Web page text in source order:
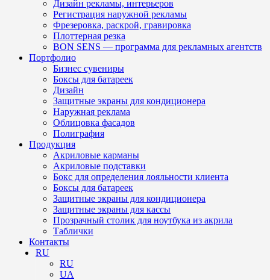
Дизайн рекламы, интерьеров
Регистрация наружной рекламы
Фрезеровка, раскрой, гравировка
Плоттерная резка
BON SENS — программа для рекламных агентств
Портфолио
Бизнес сувениры
Боксы для батареек
Дизайн
Защитные экраны для кондиционера
Наружная реклама
Облицовка фасадов
Полиграфия
Продукция
Акриловые карманы
Акриловые подставки
Бокс для определения лояльности клиента
Боксы для батареек
Защитные экраны для кондиционера
Защитные экраны для кассы
Прозрачный столик для ноутбука из акрила
Таблички
Контакты
RU
RU
UA